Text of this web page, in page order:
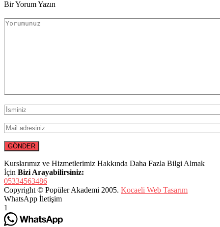
Bir Yorum Yazın
Kurslarımız ve Hizmetlerimiz Hakkında Daha Fazla Bilgi Almak
İçin Bizi Arayabilirsiniz:
05334563486
Copyright © Popüler Akademi 2005. Kocaeli Web Tasarım
WhatsApp İletişim
1